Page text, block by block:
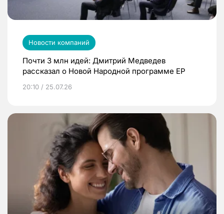
Новости компаний
Почти 3 млн идей: Дмитрий Медведев
рассказал о Новой Народной программе ЕР
20:10 / 25.07.26